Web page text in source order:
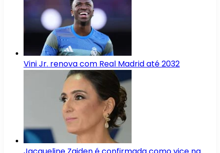
Vini Jr. renova com Real Madrid até 2032